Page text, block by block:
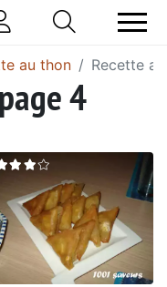
au thon Recette
4